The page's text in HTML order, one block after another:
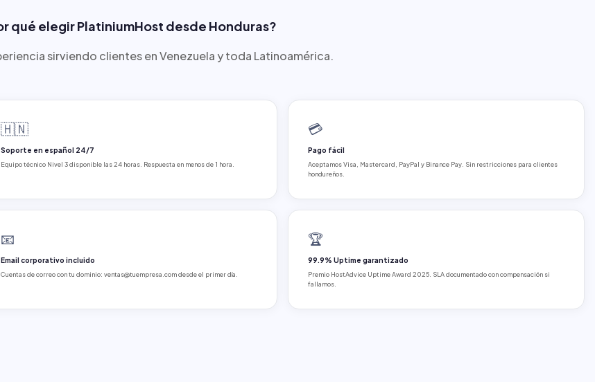
qué elegir PlatiniumHost desde Honduras?
sirviendo clientes en Venezuela y toda Latinoamérica.
🇭🇳
Soporte en español 24/7
Equipo técnico Nivel 3 disponible las 24 horas. Respuesta en menos de 1 hora.
💳
Pago fácil
Aceptamos Visa, Mastercard, PayPal y Binance Pay. Sin restricciones para clientes
hondureños.
📧
Email corporativo incluido
Cuentas de correo con tu dominio: ventas@tuempresa.com desde el primer día.
🏆
99.9% Uptime garantizado
Premio HostAdvice Uptime Award 2025. SLA documentado con compensación si
fallamos.